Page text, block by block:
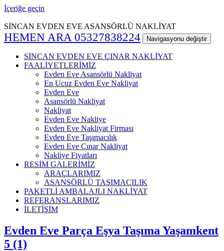
İçeriğe geçin
SİNCAN EVDEN EVE ASANSÖRLÜ NAKLİYAT
HEMEN ARA 05327838224 Navigasyonu değiştir
SİNCAN EVDEN EVE ÇINAR NAKLİYAT
FAALİYETLERİMİZ
Evden Eve Asansörlü Nakliyat
En Ucuz Evden Eve Nakliyat
Evden Eve
Asansörlü Nakliyat
Nakliyat
Evden Eve Nakliye
Evden Eve Nakliyat Firması
Evden Eve Taşımacılık
Evden Eve Çınar Nakliyat
Nakliye Fiyatları
RESİM GALERİMİZ
ARAÇLARIMIZ
ASANSÖRLÜ TAŞIMACILIK
PAKETLİ AMBALAJLI NAKLİYAT
REFERANSLARIMIZ
İLETİŞİM
Evden Eve Parça Eşya Taşıma Yaşamkent
5 (1)